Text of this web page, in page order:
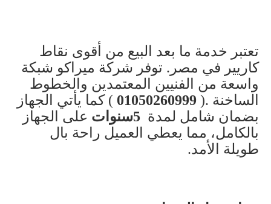
تعتبر خدمة ما بعد البيع من أقوى نقاط
كاريير في مصر. توفر شركة ميراكو شبكة
واسعة من الفنيين المعتمدين والخطوط
الساخنة
( 01050260999 ).
كما يأتي الجهاز
بضمان شامل لمدة 5سنوات على الجهاز
بالكامل، مما يعطي العميل راحة بال
طويلة الأمد.